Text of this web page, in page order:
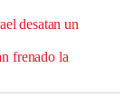
desatan un
frenado la